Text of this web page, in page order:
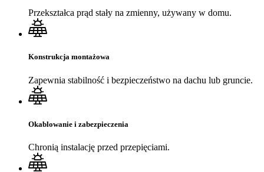
Przekształca prąd stały na zmienny, używany w domu.
Konstrukcja montażowa
Zapewnia stabilność i bezpieczeństwo na dachu lub gruncie.
Okablowanie i zabezpieczenia
Chronią instalację przed przepięciami.